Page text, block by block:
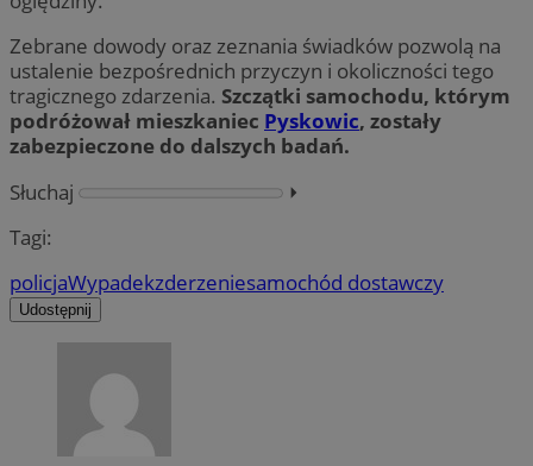
Zebrane dowody oraz zeznania świadków pozwolą na
ustalenie bezpośrednich przyczyn i okoliczności tego
tragicznego zdarzenia. Szczątki samochodu, którym
podróżował mieszkaniec Pyskowic, zostały
zabezpieczone do dalszych badań.
Słuchaj
⏵︎
Tagi:
policjaWypadekzderzeniesamochód dostawczy
Udostępnij